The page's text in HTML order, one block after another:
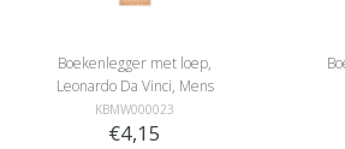
Boekenlegger met loep,
Leonardo Da Vinci, Mens
van Vitruvius
KBMW000023
€4,15